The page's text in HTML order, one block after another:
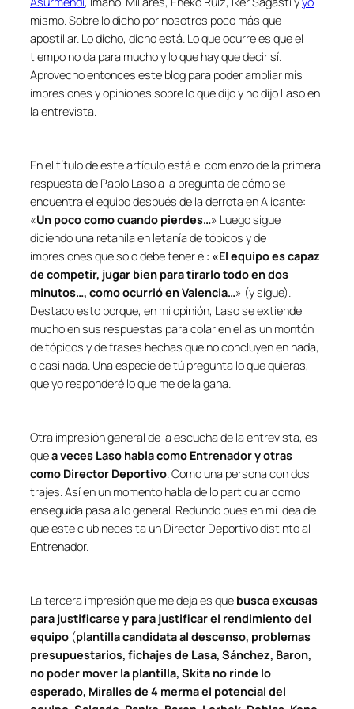
mismo. Sobre lo dicho por nosotros poco más que
apostillar. Lo dicho, dicho está. Lo que ocurre es que el
tiempo no da para mucho y lo que hay que decir sí.
Aprovecho entonces este blog para poder ampliar mis
impresiones y opiniones sobre lo que dijo y no dijo Laso en
la entrevista.
En el título de este artículo está el comienzo de la primera
respuesta de Pablo Laso a la pregunta de cómo se
encuentra el equipo después de la derrota en Alicante:
«Un poco como cuando pierdes…» Luego sigue
diciendo una retahíla en letanía de tópicos y de
impresiones que sólo debe tener él: «El equipo es capaz
de competir, jugar bien para tirarlo todo en dos
minutos…, como ocurrió en Valencia…» (y sigue).
Destaco esto porque, en mi opinión, Laso se extiende
mucho en sus respuestas para colar en ellas un montón
de tópicos y de frases hechas que no concluyen en nada,
o casi nada. Una especie de tú pregunta lo que quieras,
que yo responderé lo que me de la gana.
Otra impresión general de la escucha de la entrevista, es
quea veces Laso habla como Entrenador y otras
como Director Deportivo. Como una persona con dos
trajes. Así en un momento habla de lo particular como
enseguida pasa a lo general. Redundo pues en mi idea de
que este club necesita un Director Deportivo distinto al
Entrenador.
La tercera impresión que me deja es que busca excusas
para justificarse y para justificar el rendimiento del
equipo (plantilla candidata al descenso, problemas
presupuestarios, fichajes de Lasa, Sánchez, Baron,
no poder mover la plantilla, Skita no rinde lo
esperado, Miralles de 4 merma el potencial del